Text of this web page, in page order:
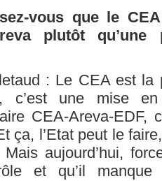
vous que le
plutôt
: Le CEA est la
c’est une mise
CEA-Areva-EDF,
ça, l’Etat peut le
aujourd’hui,
et qu’il manque